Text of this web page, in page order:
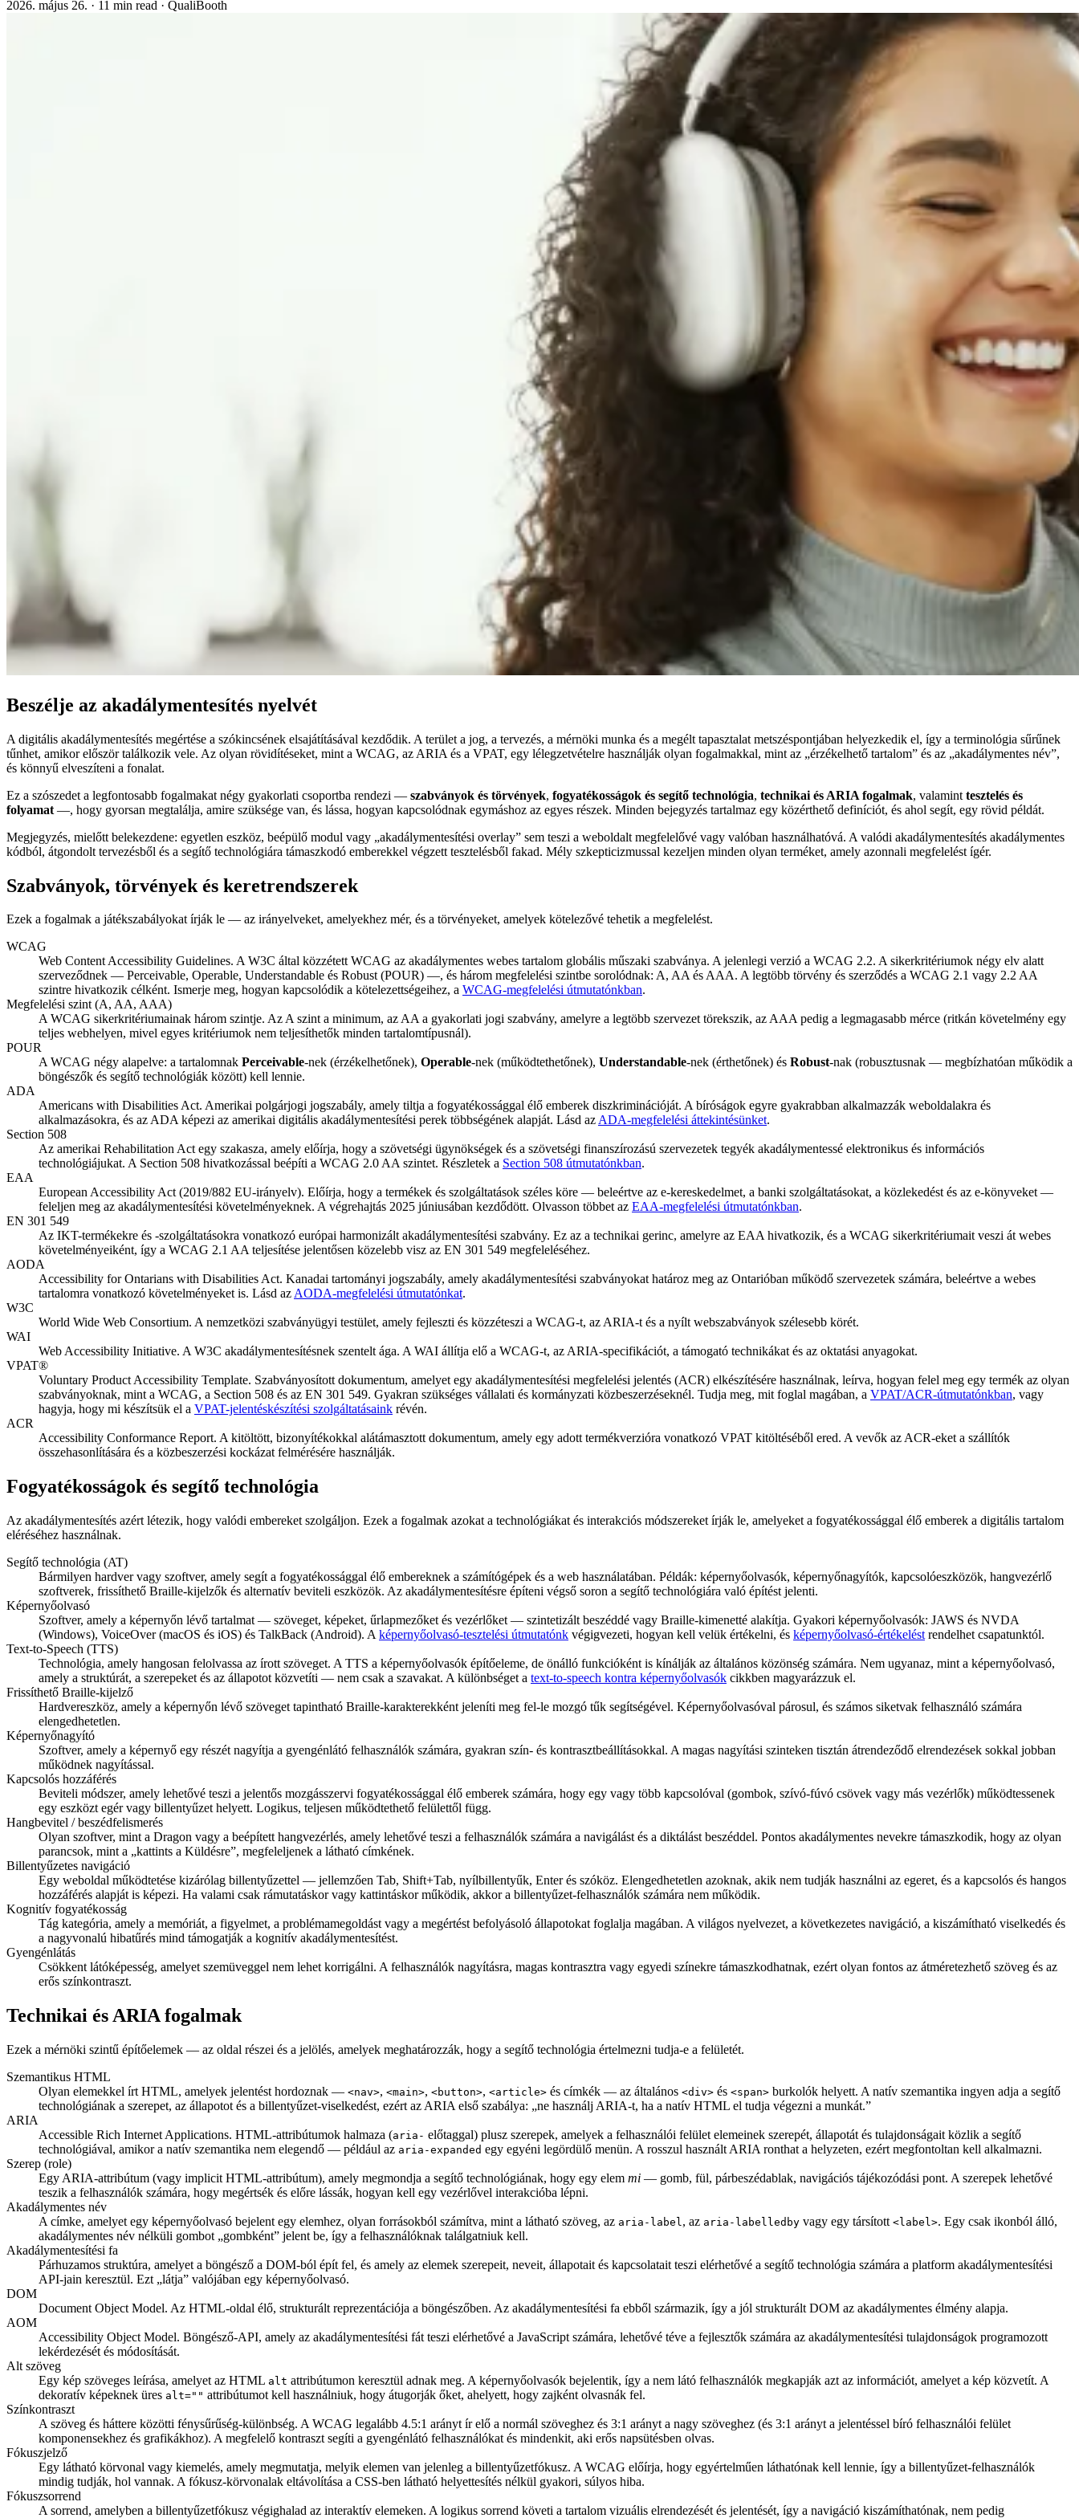
2026. május 26. · 11 min read · QualiBooth
Beszélje az akadálymentesítés nyelvét
A digitális akadálymentesítés megértése a szókincsének elsajátításával kezdődik. A terület a jog, a tervezés, a mérnöki munka és a megélt tapasztalat metszéspontjában helyezkedik el, így a terminológia sűrűnek
tűnhet, amikor először találkozik vele. Az olyan rövidítéseket, mint a WCAG, az ARIA és a VPAT, egy lélegzetvételre használják olyan fogalmakkal, mint az „érzékelhető tartalom” és az „akadálymentes név”,
és könnyű elveszíteni a fonalat.
Ez a szószedet a legfontosabb fogalmakat négy gyakorlati csoportba rendezi — szabványok és törvények, fogyatékosságok és segítő technológia, technikai és ARIA fogalmak, valamint tesztelés és
folyamat —, hogy gyorsan megtalálja, amire szüksége van, és lássa, hogyan kapcsolódnak egymáshoz az egyes részek. Minden bejegyzés tartalmaz egy közérthető definíciót, és ahol segít, egy rövid példát.
Megjegyzés, mielőtt belekezdene: egyetlen eszköz, beépülő modul vagy „akadálymentesítési overlay” sem teszi a weboldalt megfelelővé vagy valóban használhatóvá. A valódi akadálymentesítés akadálymentes
kódból, átgondolt tervezésből és a segítő technológiára támaszkodó emberekkel végzett tesztelésből fakad. Mély szkepticizmussal kezeljen minden olyan terméket, amely azonnali megfelelést ígér.
Szabványok, törvények és keretrendszerek
Ezek a fogalmak a játékszabályokat írják le — az irányelveket, amelyekhez mér, és a törvényeket, amelyek kötelezővé tehetik a megfelelést.
WCAG
Web Content Accessibility Guidelines. A W3C által közzétett WCAG az akadálymentes webes tartalom globális műszaki szabványa. A jelenlegi verzió a WCAG 2.2. A sikerkritériumok négy elv alatt
szerveződnek — Perceivable, Operable, Understandable és Robust (POUR) —, és három megfelelési szintbe sorolódnak: A, AA és AAA. A legtöbb törvény és szerződés a WCAG 2.1 vagy 2.2 AA
szintre hivatkozik célként. Ismerje meg, hogyan kapcsolódik a kötelezettségeihez, a WCAG-megfelelési útmutatónkban.
Megfelelési szint (A, AA, AAA)
A WCAG sikerkritériumainak három szintje. Az A szint a minimum, az AA a gyakorlati jogi szabvány, amelyre a legtöbb szervezet törekszik, az AAA pedig a legmagasabb mérce (ritkán követelmény egy
teljes webhelyen, mivel egyes kritériumok nem teljesíthetők minden tartalomtípusnál).
POUR
A WCAG négy alapelve: a tartalomnak Perceivable-nek (érzékelhetőnek), Operable-nek (működtethetőnek), Understandable-nek (érthetőnek) és Robust-nak (robusztusnak — megbízhatóan működik a
böngészők és segítő technológiák között) kell lennie.
ADA
Americans with Disabilities Act. Amerikai polgárjogi jogszabály, amely tiltja a fogyatékossággal élő emberek diszkriminációját. A bíróságok egyre gyakrabban alkalmazzák weboldalakra és
alkalmazásokra, és az ADA képezi az amerikai digitális akadálymentesítési perek többségének alapját. Lásd azADA-megfelelési áttekintésünket.
Section 508
Az amerikai Rehabilitation Act egy szakasza, amely előírja, hogy a szövetségi ügynökségek és a szövetségi finanszírozású szervezetek tegyék akadálymentessé elektronikus és információs
technológiájukat. A Section 508 hivatkozással beépíti a WCAG 2.0 AA szintet. Részletek a Section 508 útmutatónkban.
EAA
European Accessibility Act (2019/882 EU-irányelv). Előírja, hogy a termékek és szolgáltatások széles köre — beleértve az e-kereskedelmet, a banki szolgáltatásokat, a közlekedést és az e-könyveket —
feleljen meg az akadálymentesítési követelményeknek. A végrehajtás 2025 júniusában kezdődött. Olvasson többet az EAA-megfelelési útmutatónkban.
EN 301 549
Az IKT-termékekre és -szolgáltatásokra vonatkozó európai harmonizált akadálymentesítési szabvány. Ez az a technikai gerinc, amelyre az EAA hivatkozik, és a WCAG sikerkritériumait veszi át webes
követelményeiként, így a WCAG 2.1 AA teljesítése jelentősen közelebb visz az EN 301 549 megfeleléséhez.
AODA
Accessibility for Ontarians with Disabilities Act. Kanadai tartományi jogszabály, amely akadálymentesítési szabványokat határoz meg az Ontarióban működő szervezetek számára, beleértve a webes
tartalomra vonatkozó követelményeket is. Lásd azAODA-megfelelési útmutatónkat.
W3C
World Wide Web Consortium. A nemzetközi szabványügyi testület, amely fejleszti és közzéteszi a WCAG-t, az ARIA-t és a nyílt webszabványok szélesebb körét.
WAI
Web Accessibility Initiative. A W3C akadálymentesítésnek szentelt ága. A WAI állítja elő a WCAG-t, az ARIA-specifikációt, a támogató technikákat és az oktatási anyagokat.
VPAT®
Voluntary Product Accessibility Template. Szabványosított dokumentum, amelyet egy akadálymentesítési megfelelési jelentés (ACR) elkészítésére használnak, leírva, hogyan felel meg egy termék az olyan
szabványoknak, mint a WCAG, a Section 508 és az EN 301 549. Gyakran szükséges vállalati és kormányzati közbeszerzéseknél. Tudja meg, mit foglal magában, a VPAT/ACR-útmutatónkban, vagy
hagyja, hogy mi készítsük el a VPAT-jelentéskészítési szolgáltatásaink révén.
ACR
Accessibility Conformance Report. A kitöltött, bizonyítékokkal alátámasztott dokumentum, amely egy adott termékverzióra vonatkozó VPAT kitöltéséből ered. A vevők az ACR-eket a szállítók
összehasonlítására és a közbeszerzési kockázat felmérésére használják.
Fogyatékosságok és segítő technológia
Az akadálymentesítés azért létezik, hogy valódi embereket szolgáljon. Ezek a fogalmak azokat a technológiákat és interakciós módszereket írják le, amelyeket a fogyatékossággal élő emberek a digitális tartalom
eléréséhez használnak.
Segítő technológia (AT)
Bármilyen hardver vagy szoftver, amely segít a fogyatékossággal élő embereknek a számítógépek és a web használatában. Példák: képernyőolvasók, képernyőnagyítók, kapcsolóeszközök, hangvezérlő
szoftverek, frissíthető Braille-kijelzők és alternatív beviteli eszközök. Az akadálymentesítésre építeni végső soron a segítő technológiára való építést jelenti.
Képernyőolvasó
Szoftver, amely a képernyőn lévő tartalmat — szöveget, képeket, űrlapmezőket és vezérlőket — szintetizált beszéddé vagy Braille-kimenetté alakítja. Gyakori képernyőolvasók: JAWS és NVDA
(Windows), VoiceOver (macOS és iOS) és TalkBack (Android). A képernyőolvasó-tesztelési útmutatónk végigvezeti, hogyan kell velük értékelni, és képernyőolvasó-értékelést rendelhet csapatunktól.
Text-to-Speech (TTS)
Technológia, amely hangosan felolvassa az írott szöveget. A TTS a képernyőolvasók építőeleme, de önálló funkcióként is kínálják az általános közönség számára. Nem ugyanaz, mint a képernyőolvasó,
amely a struktúrát, a szerepeket és az állapotot közvetíti — nem csak a szavakat. A különbséget a text-to-speech kontra képernyőolvasók cikkben magyarázzuk el.
Frissíthető Braille-kijelző
Hardvereszköz, amely a képernyőn lévő szöveget tapintható Braille-karakterekként jeleníti meg fel-le mozgó tűk segítségével. Képernyőolvasóval párosul, és számos siketvak felhasználó számára
elengedhetetlen.
Képernyőnagyító
Szoftver, amely a képernyő egy részét nagyítja a gyengénlátó felhasználók számára, gyakran szín- és kontrasztbeállításokkal. A magas nagyítási szinteken tisztán átrendeződő elrendezések sokkal jobban
működnek nagyítással.
Kapcsolós hozzáférés
Beviteli módszer, amely lehetővé teszi a jelentős mozgásszervi fogyatékossággal élő emberek számára, hogy egy vagy több kapcsolóval (gombok, szívó-fúvó csövek vagy más vezérlők) működtessenek
egy eszközt egér vagy billentyűzet helyett. Logikus, teljesen működtethető felülettől függ.
Hangbevitel / beszédfelismerés
Olyan szoftver, mint a Dragon vagy a beépített hangvezérlés, amely lehetővé teszi a felhasználók számára a navigálást és a diktálást beszéddel. Pontos akadálymentes nevekre támaszkodik, hogy az olyan
parancsok, mint a „kattints a Küldésre”, megfeleljenek a látható címkének.
Billentyűzetes navigáció
Egy weboldal működtetése kizárólag billentyűzettel — jellemzően Tab, Shift+Tab, nyílbillentyűk, Enter és szóköz. Elengedhetetlen azoknak, akik nem tudják használni az egeret, és a kapcsolós és hangos
hozzáférés alapját is képezi. Ha valami csak rámutatáskor vagy kattintáskor működik, akkor a billentyűzet-felhasználók számára nem működik.
Kognitív fogyatékosság
Tág kategória, amely a memóriát, a figyelmet, a problémamegoldást vagy a megértést befolyásoló állapotokat foglalja magában. A világos nyelvezet, a következetes navigáció, a kiszámítható viselkedés és
a nagyvonalú hibatűrés mind támogatják a kognitív akadálymentesítést.
Gyengénlátás
Csökkent látóképesség, amelyet szemüveggel nem lehet korrigálni. A felhasználók nagyításra, magas kontrasztra vagy egyedi színekre támaszkodhatnak, ezért olyan fontos az átméretezhető szöveg és az
erős színkontraszt.
Technikai és ARIA fogalmak
Ezek a mérnöki szintű építőelemek — az oldal részei és a jelölés, amelyek meghatározzák, hogy a segítő technológia értelmezni tudja-e a felületét.
Szemantikus HTML
Olyan elemekkel írt HTML, amelyek jelentést hordoznak — <nav>, <main>, <button>, <article> és címkék — az általános <div> és <span> burkolók helyett. A natív szemantika ingyen adja a segítő
technológiának a szerepet, az állapotot és a billentyűzet-viselkedést, ezért az ARIA első szabálya: „ne használj ARIA-t, ha a natív HTML el tudja végezni a munkát.”
ARIA
Accessible Rich Internet Applications. HTML-attribútumok halmaza (aria- előtaggal) plusz szerepek, amelyek a felhasználói felület elemeinek szerepét, állapotát és tulajdonságait közlik a segítő
technológiával, amikor a natív szemantika nem elegendő — például az aria-expanded egy egyéni legördülő menün. A rosszul használt ARIA ronthat a helyzeten, ezért megfontoltan kell alkalmazni.
Szerep (role)
Egy ARIA-attribútum (vagy implicit HTML-attribútum), amely megmondja a segítő technológiának, hogy egy elem mi — gomb, fül, párbeszédablak, navigációs tájékozódási pont. A szerepek lehetővé
teszik a felhasználók számára, hogy megértsék és előre lássák, hogyan kell egy vezérlővel interakcióba lépni.
Akadálymentes név
A címke, amelyet egy képernyőolvasó bejelent egy elemhez, olyan forrásokból számítva, mint a látható szöveg, az aria-label, az aria-labelledby vagy egy társított <label>. Egy csak ikonból álló,
akadálymentes név nélküli gombot „gombként” jelent be, így a felhasználóknak találgatniuk kell.
Akadálymentesítési fa
Párhuzamos struktúra, amelyet a böngésző a DOM-ból épít fel, és amely az elemek szerepeit, neveit, állapotait és kapcsolatait teszi elérhetővé a segítő technológia számára a platform akadálymentesítési
API-jain keresztül. Ezt „látja” valójában egy képernyőolvasó.
DOM
Document Object Model. Az HTML-oldal élő, strukturált reprezentációja a böngészőben. Az akadálymentesítési fa ebből származik, így a jól strukturált DOM az akadálymentes élmény alapja.
AOM
Accessibility Object Model. Böngésző-API, amely az akadálymentesítési fát teszi elérhetővé a JavaScript számára, lehetővé téve a fejlesztők számára az akadálymentesítési tulajdonságok programozott
lekérdezését és módosítását.
Alt szöveg
Egy kép szöveges leírása, amelyet az HTML alt attribútumon keresztül adnak meg. A képernyőolvasók bejelentik, így a nem látó felhasználók megkapják azt az információt, amelyet a kép közvetít. A
dekoratív képeknek üres alt="" attribútumot kell használniuk, hogy átugorják őket, ahelyett, hogy zajként olvasnák fel.
Színkontraszt
A szöveg és háttere közötti fénysűrűség-különbség. A WCAG legalább 4.5:1 arányt ír elő a normál szöveghez és 3:1 arányt a nagy szöveghez (és 3:1 arányt a jelentéssel bíró felhasználói felület
komponensekhez és grafikákhoz). A megfelelő kontraszt segíti a gyengénlátó felhasználókat és mindenkit, aki erős napsütésben olvas.
Fókuszjelző
Egy látható körvonal vagy kiemelés, amely megmutatja, melyik elemen van jelenleg a billentyűzetfókusz. A WCAG előírja, hogy egyértelműen láthatónak kell lennie, így a billentyűzet-felhasználók
mindig tudják, hol vannak. A fókusz-körvonalak eltávolítása a CSS-ben látható helyettesítés nélkül gyakori, súlyos hiba.
Fókuszsorrend
A sorrend, amelyben a billentyűzetfókusz végighalad az interaktív elemeken. A logikus sorrend követi a tartalom vizuális elrendezését és jelentését, így a navigáció kiszámíthatónak, nem pedig